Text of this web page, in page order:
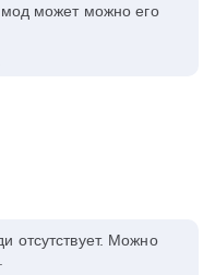
мод может можно его
отсутствует. Можно